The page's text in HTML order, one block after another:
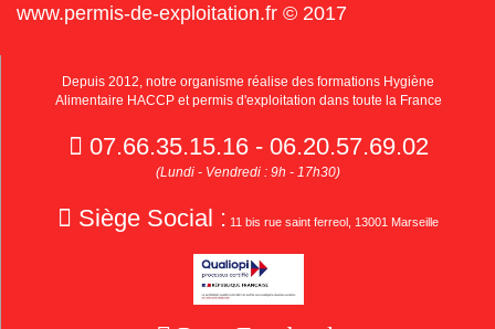
www.permis-de-exploitation.fr © 2017
Depuis 2012, notre organisme réalise des formations Hygiène
Alimentaire HACCP et permis d'exploitation dans toute la France
07.66.35.15.16 - 06.20.57.69.02
(Lundi - Vendredi : 9h - 17h30)
Siège Social : 11 bis rue saint ferreol, 13001 Marseille